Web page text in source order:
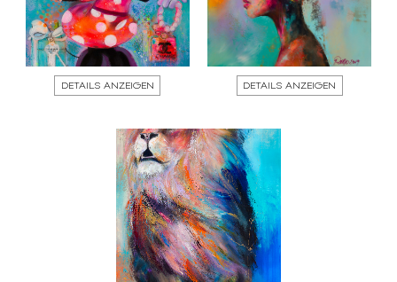
DETAILS ANZEIGEN DETAILS ANZEIGEN